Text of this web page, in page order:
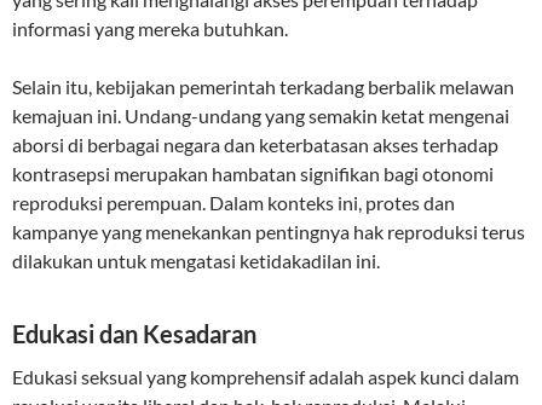
informasi yang mereka butuhkan.
Selain itu, kebijakan pemerintah terkadang berbalik melawan
kemajuan ini. Undang-undang yang semakin ketat mengenai
aborsi di berbagai negara dan keterbatasan akses terhadap
kontrasepsi merupakan hambatan signifikan bagi otonomi
reproduksi perempuan. Dalam konteks ini, protes dan
kampanye yang menekankan pentingnya hak reproduksi terus
dilakukan untuk mengatasi ketidakadilan ini.
Edukasi dan Kesadaran
Edukasi seksual yang komprehensif adalah aspek kunci dalam